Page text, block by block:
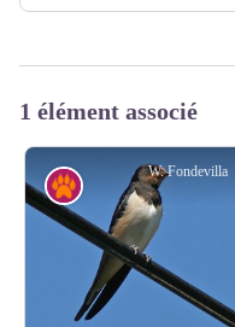
1 élément associé
W. Fondevilla
Faune